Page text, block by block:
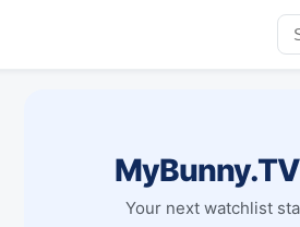
Your next watchlist